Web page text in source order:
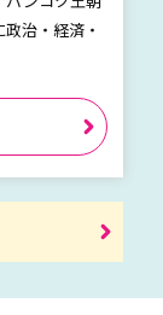
治・経済・